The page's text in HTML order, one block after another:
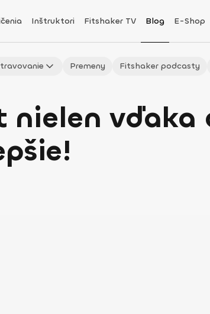
Inštruktori Fitshaker TV Blog E-Shop
Premeny Fitshaker podcasty
nielen vďaka